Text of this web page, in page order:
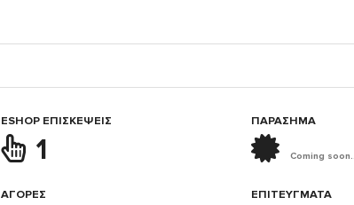
ESHOP ΕΠΙΣΚΈΨΕΙΣ
1
ΑΓΟΡΈΣ
ΠΑΡΑΣΗΜΑ
Coming soon...
ΕΠΙΤΕΎΓΜΑΤΑ